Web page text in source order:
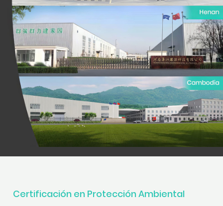
Certificación en Protección Ambiental